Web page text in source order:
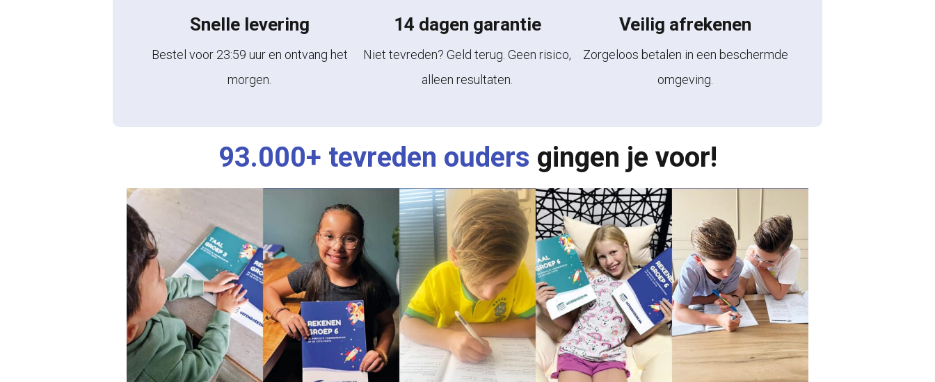
Snelle levering
Bestel voor 23:59 uur en ontvang het
morgen.
14 dagen garantie
Niet tevreden? Geld terug. Geen risico,
alleen resultaten.
Veilig afrekenen
Zorgeloos betalen in een beschermde
omgeving.
93.000+ tevreden ouders gingen je voor!